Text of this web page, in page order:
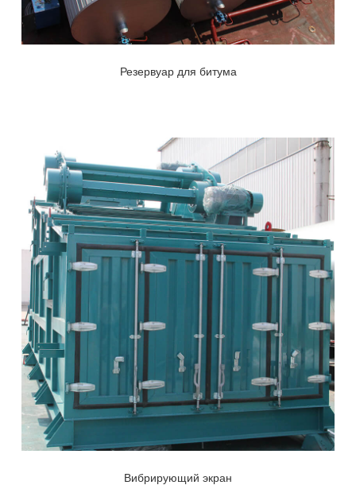
Резервуар для битума
Вибрирующий экран